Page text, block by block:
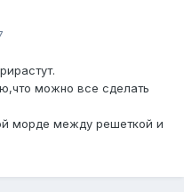
можно все сделать
морде между решеткой и